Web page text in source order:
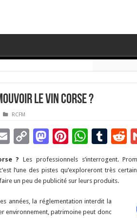
le vin corse ?
RCFM
E
ai
l
C
p
y
Li
n
M
as
to
d
o
n
Pi
nt
er
es
t
W
at
sA
p
p
T
m
bl
r
R
d
? Les professionnels s’interrogent.
l’une des pistes qu’exploreront très
un peu de publicité sur leurs produits.
années, la réglementation interdit la
environnement, patrimoine peut donc